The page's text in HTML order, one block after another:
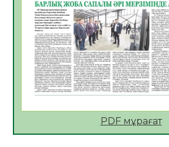
06.08.2026
ҚЫЗЫЛОРДАДА «САНАЛЫ
ЖАРҚЫН БОЛАШАҚ» АТТЫ
МӘЖІЛІС ӨТТІ
05.08.2026
Қазақстан Орталық
PDF мұрағат